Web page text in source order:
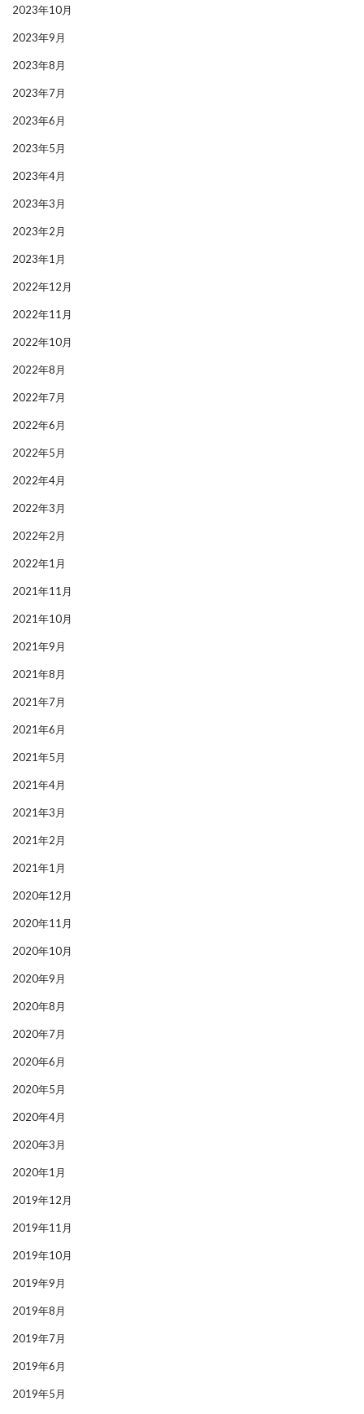
2023年10月
2023年9月
2023年8月
2023年7月
2023年6月
2023年5月
2023年4月
2023年3月
2023年2月
2023年1月
2022年12月
2022年11月
2022年10月
2022年8月
2022年7月
2022年6月
2022年5月
2022年4月
2022年3月
2022年2月
2022年1月
2021年11月
2021年10月
2021年9月
2021年8月
2021年7月
2021年6月
2021年5月
2021年4月
2021年3月
2021年2月
2021年1月
2020年12月
2020年11月
2020年10月
2020年9月
2020年8月
2020年7月
2020年6月
2020年5月
2020年4月
2020年3月
2020年1月
2019年12月
2019年11月
2019年10月
2019年9月
2019年8月
2019年7月
2019年6月
2019年5月